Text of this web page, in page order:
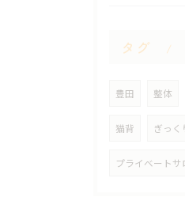
タグ
豊田 整体
猫背 ぎっく
プライベートサ